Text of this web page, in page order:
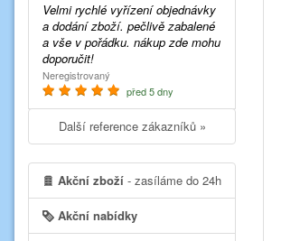
Velmi rychlé vyřízení objednávky
a dodání zboží. pečlivě zabalené
a vše v pořádku. nákup zde mohu
doporučit!
Neregistrovaný
před 5 dny
Další reference zákazníků »
Akční zboží - zasíláme do 24h
Akční nabídky